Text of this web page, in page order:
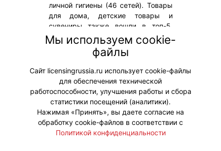
личной гигиены (46 сетей). Товары
для дома, детские товары и
сувениры также вошли в топ-5.
Исследование охватывает более 20
категорий – от бытовой химии до
электроинструментов и крупной
техники.
#Тренды
Мы используем cookie-
файлы
Сайт licensingrussia.ru использует cookie-файлы
для обеспечения технической
работоспособности, улучшения работы и сбора
статистики посещений (аналитики).
Нажимая «Принять», вы даете согласие на
обработку cookie-файлов в соответствии с
Политикой конфиденциальности